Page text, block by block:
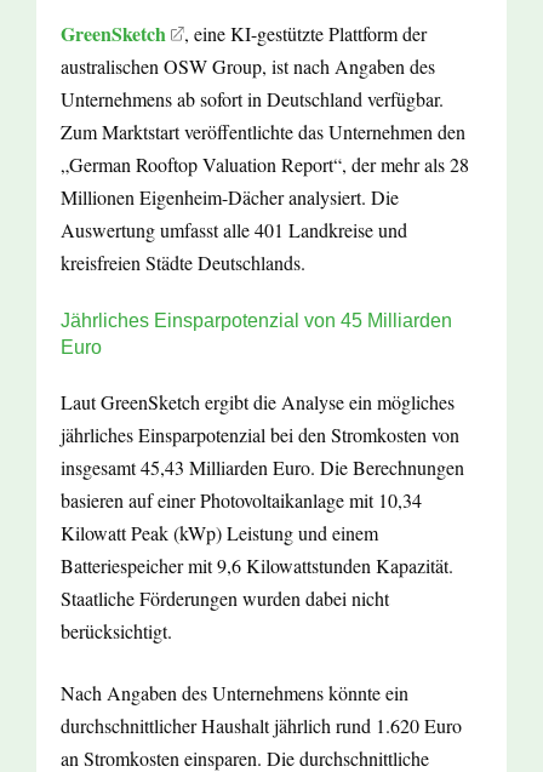
GreenSketch
, eine KI-gestützte Plattform der
australischen OSW Group, ist nach Angaben des
Unternehmens ab sofort in Deutschland verfügbar.
Zum Marktstart veröffentlichte das Unternehmen den
„German Rooftop Valuation Report“, der mehr als 28
Millionen Eigenheim-Dächer analysiert. Die
Auswertung umfasst alle 401 Landkreise und
kreisfreien Städte Deutschlands.
Jährliches Einsparpotenzial von 45 Milliarden
Euro
Laut GreenSketch ergibt die Analyse ein mögliches
jährliches Einsparpotenzial bei den Stromkosten von
insgesamt 45,43 Milliarden Euro. Die Berechnungen
basieren auf einer Photovoltaikanlage mit 10,34
Kilowatt Peak (kWp) Leistung und einem
Batteriespeicher mit 9,6 Kilowattstunden Kapazität.
Staatliche Förderungen wurden dabei nicht
berücksichtigt.
Nach Angaben des Unternehmens könnte ein
durchschnittlicher Haushalt jährlich rund 1.620 Euro
an Stromkosten einsparen. Die durchschnittliche